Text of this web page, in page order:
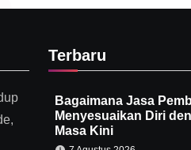
Terbaru
Bagaimana Jasa
Menyesuaikan Diri
Masa Kini